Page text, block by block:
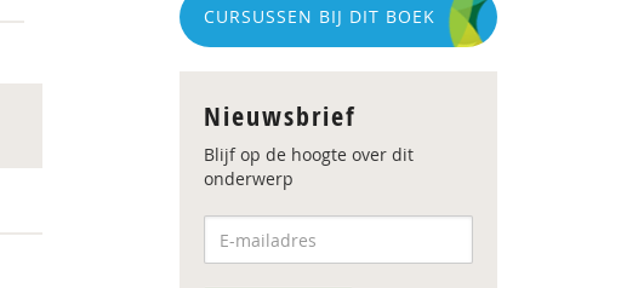
CURSUSSEN BIJ DIT BOEK
Nieuwsbrief
Blijf op de hoogte over dit
onderwerp